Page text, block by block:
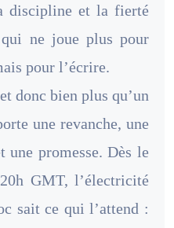
discipline et la fierté
ne joue plus pour
pour l’écrire.
donc bien plus qu’un
une revanche, une
une promesse. Dès le
GMT, l’électricité
sait ce qui l’attend :